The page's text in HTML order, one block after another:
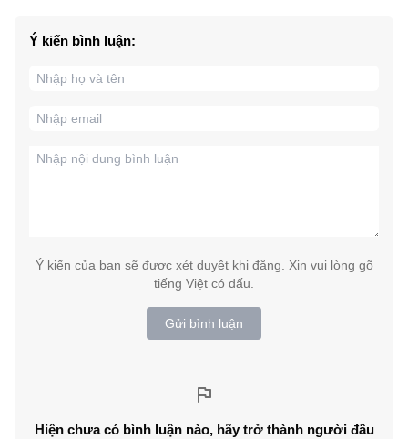
Ý kiến bình luận:
Ý kiến của bạn sẽ được xét duyệt khi đăng. Xin vui lòng gõ
tiếng Việt có dấu.
Gửi bình luận
Hiện chưa có bình luận nào, hãy trở thành người đầu